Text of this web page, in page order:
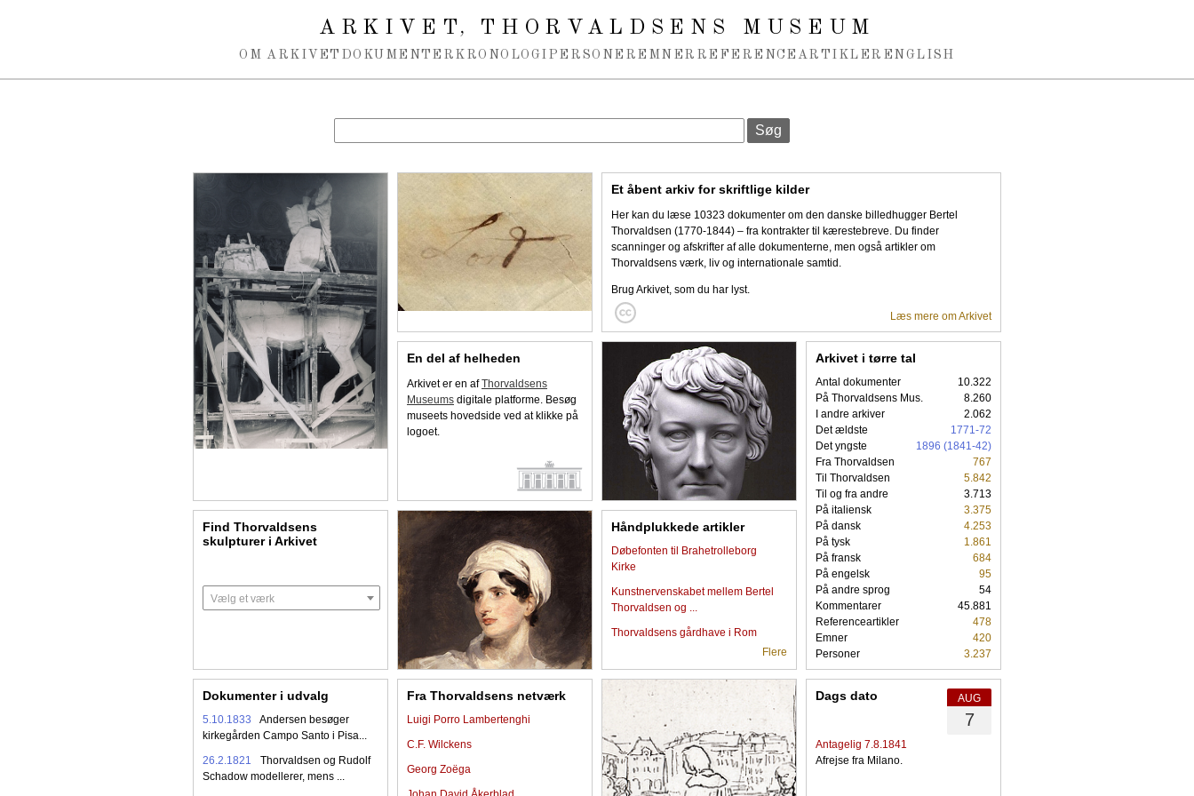
ARKIVET, THORVALDSENS MUSEUM
OM ARKIVET DOKUMENTER KRONOLOGI PERSONER EMNER REFERENCEARTIKLER ENGLISH
Et åbent arkiv for skriftlige kilder
Her kan du læse 10323 dokumenter om den danske billedhugger Bertel
Thorvaldsen (1770-1844) – fra kontrakter til kærestebreve. Du finder
scanninger og afskrifter af alle dokumenterne, men også artikler om
Thorvaldsens værk, liv og internationale samtid.
Brug Arkivet, som du har lyst.
Læs mere om Arkivet
En del af helheden
Arkivet er en afThorvaldsens
Museums digitale platforme. Besøg
museets hovedside ved at klikke på
logoet.
Arkivet i tørre tal
10.322
Antal dokumenter
8.260
På Thorvaldsens Mus.
2.062
I andre arkiver
1771-72
Det ældste
1896 (1841-42)
Det yngste
767
Fra Thorvaldsen
5.842
Til Thorvaldsen
3.713
Til og fra andre
3.375
På italiensk
4.253
På dansk
1.861
På tysk
684
På fransk
95
På engelsk
54
På andre sprog
45.881
Kommentarer
478
Referenceartikler
420
Emner
3.237
Personer
Find Thorvaldsens
skulpturer i Arkivet
Vælg et værk
Håndplukkede artikler
Døbefonten til Brahetrolleborg
Kirke
Kunstnervenskabet mellem Bertel
Thorvaldsen og ...
Thorvaldsens gårdhave i Rom
Flere
Dokumenter i udvalg
5.10.1833
Andersen besøger
kirkegården Campo Santo i Pisa...
26.2.1821
Thorvaldsen og Rudolf
Schadow modellerer, mens ...
Fra Thorvaldsens netværk
Luigi Porro Lambertenghi
C.F. Wilckens
Georg Zoëga
AUG
7
Dags dato
Antagelig 7.8.1841
Afrejse fra Milano.